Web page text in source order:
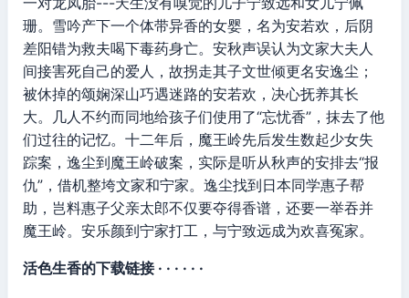
珊。雪吟产下一个体带异香的女婴，名为安若欢，后阴
差阳错为救夫喝下毒药身亡。安秋声误认为文家大夫人
间接害死自己的爱人，故拐走其子文世倾更名安逸尘；
被休掉的颂娴深山巧遇迷路的安若欢，决心抚养其长
大。几人不约而同地给孩子们使用了“忘忧香”，抹去了他
们过往的记忆。十二年后，魔王岭先后发生数起少女失
踪案，逸尘到魔王岭破案，实际是听从秋声的安排去“报
仇”，借机整垮文家和宁家。逸尘找到日本同学惠子帮
助，岂料惠子父亲太郎不仅要夺得香谱，还要一举吞并
魔王岭。安乐颜到宁家打工，与宁致远成为欢喜冤家。
活色生香的下载链接 · · · · · ·